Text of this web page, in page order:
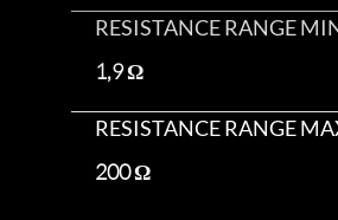
RESISTANCE RANGE
1,9 Ω
RESISTANCE RANGE
200 Ω